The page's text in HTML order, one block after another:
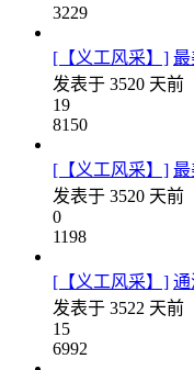
3229
[【义工风采】] 最
发表于 3520 天前
19
8150
[【义工风采】] 最
发表于 3520 天前
0
1198
[【义工风采】]
发表于 3522 天前
15
6992